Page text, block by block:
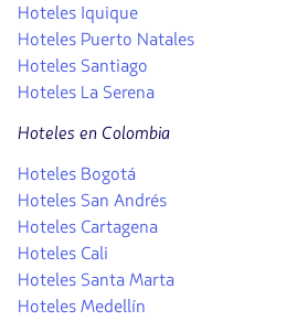
Hoteles Iquique
Hoteles Puerto Natales
Hoteles Santiago
Hoteles La Serena
Hoteles en Colombia
Hoteles Bogotá
Hoteles San Andrés
Hoteles Cartagena
Hoteles Cali
Hoteles Santa Marta
Hoteles Medellín